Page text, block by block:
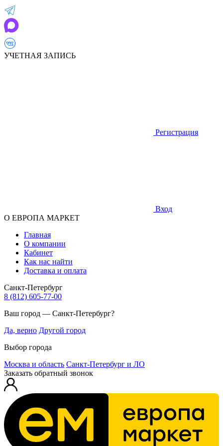
УЧЕТНАЯ ЗАПИСЬ
Регистрация
Вход
О ЕВРОПА МАРКЕТ
Главная
О компании
Кабинет
Как нас найти
Доставка и оплата
Санкт-Петербург
8 (812) 605-77-00
Ваш город — Санкт-Петербург?
Да, верно Другой город
Выбор города
Москва и область Санкт-Петербург и ЛО
Заказать обратный звонок